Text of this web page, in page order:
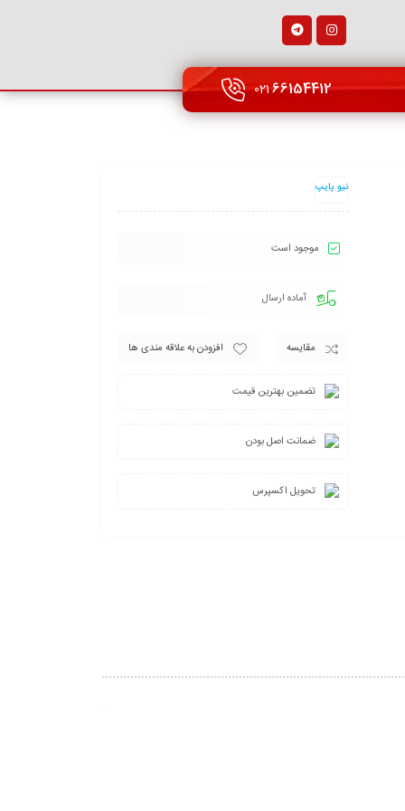
66154412
021
نیو پایپ
موجود است
آماده ارسال
مقایسه افزودن به علاقه مندی ها
تضمین بهترین قیمت
ضمانت اصل بودن
تحویل اکسپرس